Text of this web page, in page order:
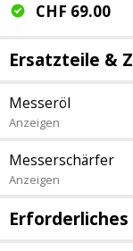
CHF 69.00
Ersatzteile &
Messeröl
Anzeigen
Messerschärfer
Anzeigen